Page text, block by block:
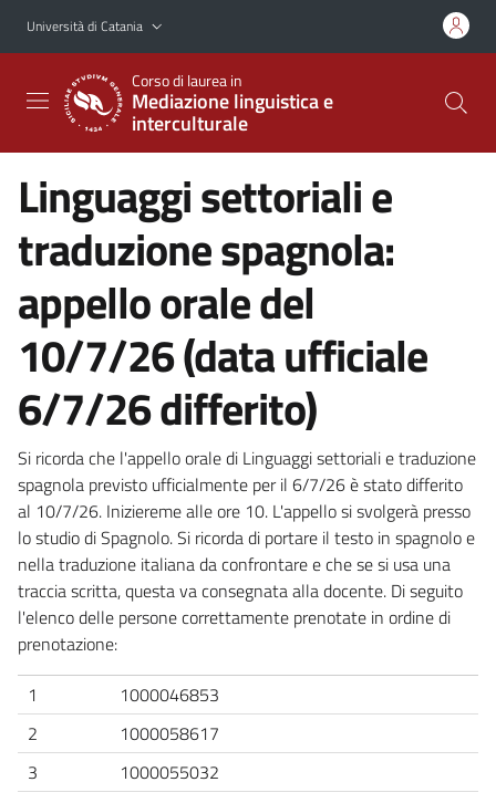
Vai al contenuto principale
Vai al menu di navigazione
Università di Catania
Corso di laurea in
Mediazione linguistica e
interculturale
Linguaggi settoriali e
traduzione spagnola:
appello orale del
10/7/26 (data ufficiale
6/7/26 differito)
Si ricorda che l'appello orale di Linguaggi settoriali e traduzione
spagnola previsto ufficialmente per il 6/7/26 è stato differito
al 10/7/26. Iniziereme alle ore 10. L'appello si svolgerà presso
lo studio di Spagnolo. Si ricorda di portare il testo in spagnolo e
nella traduzione italiana da confrontare e che se si usa una
traccia scritta, questa va consegnata alla docente. Di seguito
l'elenco delle persone correttamente prenotate in ordine di
prenotazione:
1
1000046853
2
1000058617
3
1000055032